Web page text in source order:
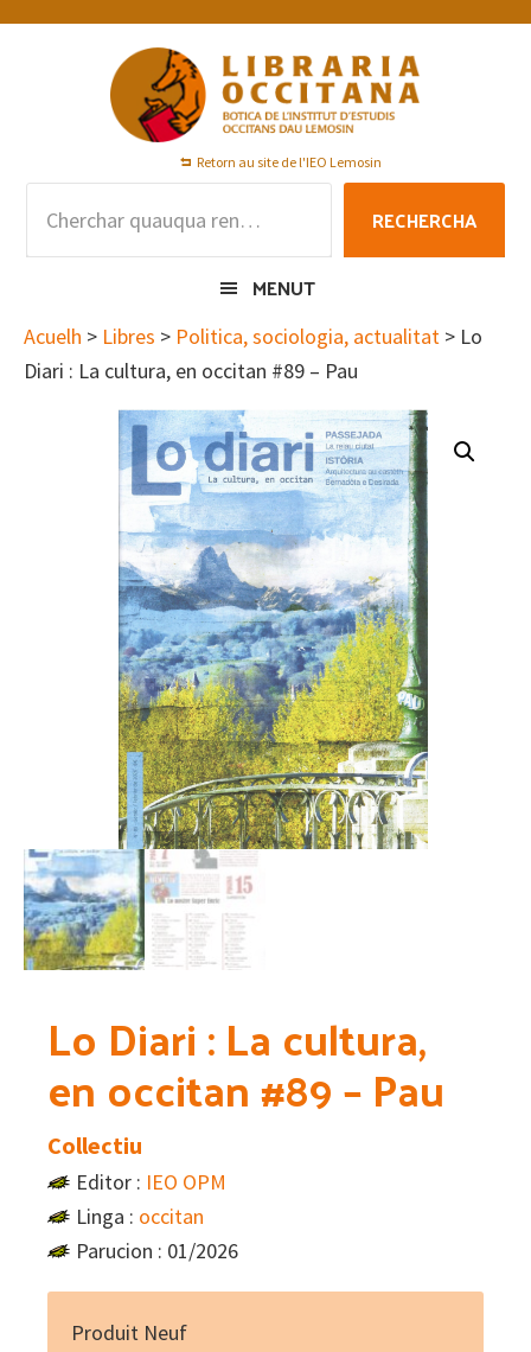
Skip
Skip
Skip
Retorn au site de l'IEO Lemosin
RECHERCHA
MENUT
Acuelh > Libres > Politica, sociologia, actualitat > Lo
Diari : La cultura, en occitan #89 – Pau
Lo Diari : La cultura,
en occitan #89 – Pau
Collectiu
Editor : IEO OPM
Linga : occitan
Parucion : 01/2026
Produit Neuf